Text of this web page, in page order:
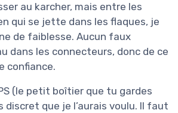
au karcher, mais entre les
qui se jette dans les flaques, je
de faiblesse. Aucun faux
dans les connecteurs, donc de ce
confiance.
(le petit boîtier que tu gardes
discret que je l’aurais voulu. Il faut